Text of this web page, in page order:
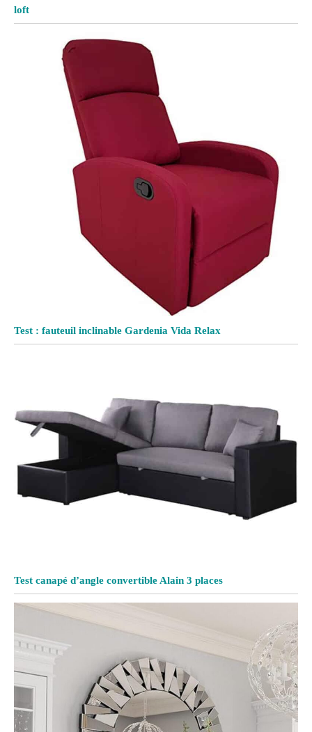
loft
Test : fauteuil inclinable Gardenia Vida Relax
Test canapé d’angle convertible Alain 3 places